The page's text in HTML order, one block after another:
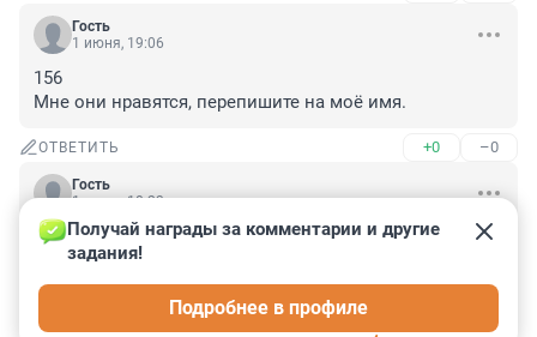
Гость
1 июня, 19:06
156
Мне они нравятся, перепишите на моё имя.
ОТВЕТИТЬ +0 –0
Гость
1 июня, 18:23
Красиво. Но кто это снимет? Только что какой-нибудь
недалёкий чеченский "бизнесмен" или футболист.
Вменяемые богатые люди живут рационально и
деньгами не сорят.
Получай награды за комментарии и другие
задания!
Подробнее в профиле